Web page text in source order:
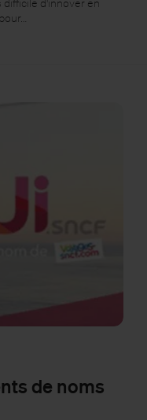
difficile d'innover en
de noms